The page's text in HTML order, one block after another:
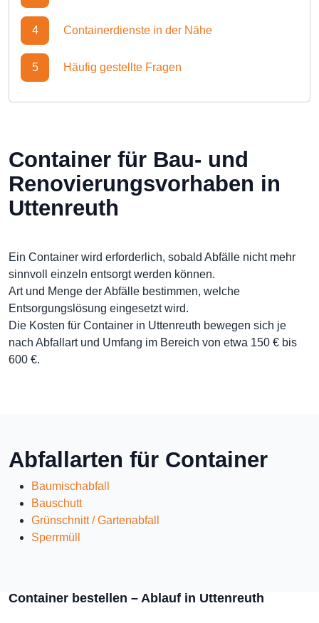
4 Containerdienste in der Nähe
5 Häufig gestellte Fragen
Container für Bau- und
Renovierungsvorhaben in
Uttenreuth
Ein Container wird erforderlich, sobald Abfälle nicht mehr
sinnvoll einzeln entsorgt werden können.
Art und Menge der Abfälle bestimmen, welche
Entsorgungslösung eingesetzt wird.
Die Kosten für Container in Uttenreuth bewegen sich je
nach Abfallart und Umfang im Bereich von etwa 150 € bis
600 €.
Abfallarten für Container
Baumischabfall
Bauschutt
Grünschnitt / Gartenabfall
Sperrmüll
Container bestellen – Ablauf in Uttenreuth